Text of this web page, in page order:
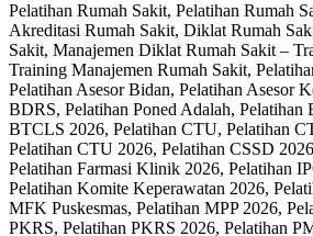
Pelatihan Rumah Sakit, Pelatihan Rumah
Akreditasi Rumah Sakit, Diklat Rumah
Sakit, Manajemen Diklat Rumah Sakit –
Training Manajemen Rumah Sakit,
Pelatihan Asesor Bidan, Pelatihan Asesor
BDRS, Pelatihan Poned Adalah, Pelatihan
BTCLS 2026, Pelatihan CTU, Pelatihan
Pelatihan CTU 2026, Pelatihan CSSD
Pelatihan Farmasi Klinik 2026, Pelatihan
Pelatihan Komite Keperawatan 2026,
MFK Puskesmas, Pelatihan MPP 2026,
PKRS, Pelatihan PKRS 2026, Pelatihan